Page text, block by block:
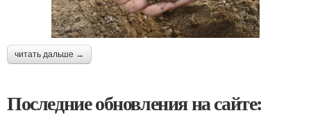
читать дальше →
Последние обновления на сайте: